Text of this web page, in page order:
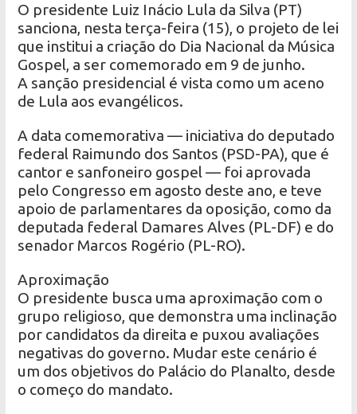
O presidente Luiz Inácio Lula da Silva (PT)
sanciona, nesta terça-feira (15), o projeto de lei
que institui a criação do Dia Nacional da Música
Gospel, a ser comemorado em 9 de junho.
A sanção presidencial é vista como um aceno
de Lula aos evangélicos.
A data comemorativa — iniciativa do deputado
federal Raimundo dos Santos (PSD-PA), que é
cantor e sanfoneiro gospel — foi aprovada
pelo Congresso em agosto deste ano, e teve
apoio de parlamentares da oposição, como da
deputada federal Damares Alves (PL-DF) e do
senador Marcos Rogério (PL-RO).
Aproximação
O presidente busca uma aproximação com o
grupo religioso, que demonstra uma inclinação
por candidatos da direita e puxou avaliações
negativas do governo. Mudar este cenário é
um dos objetivos do Palácio do Planalto, desde
o começo do mandato.